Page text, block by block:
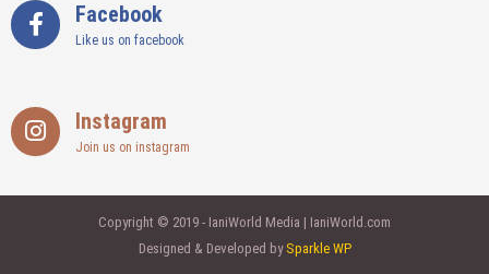
Facebook
Like us on facebook
Instagram
Join us on instagram
Copyright © 2019 - IaniWorld Media | IaniWorld.com
Designed & Developed by Sparkle WP